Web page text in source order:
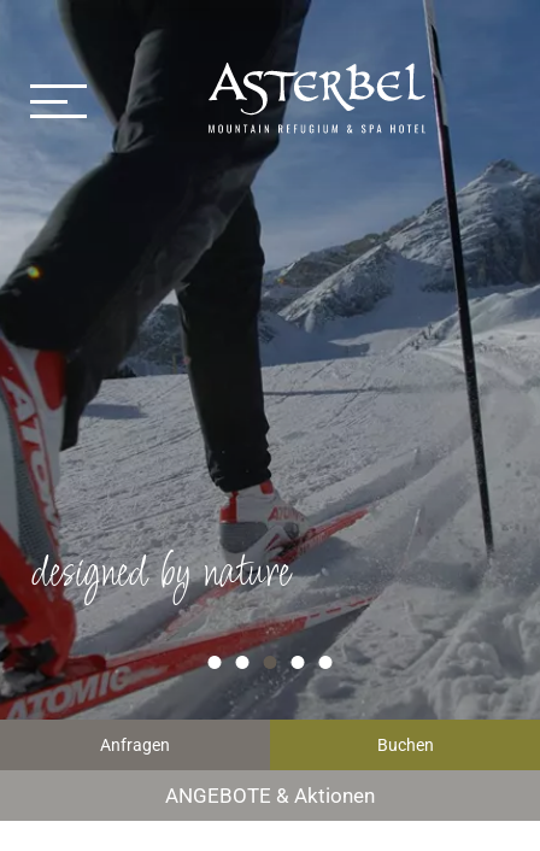
designed by nature
Anfragen Buchen
ANGEBOTE & Aktionen